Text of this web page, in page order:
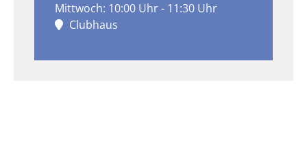
Mittwoch: 10:00 Uhr - 11:30 Uhr
Clubhaus